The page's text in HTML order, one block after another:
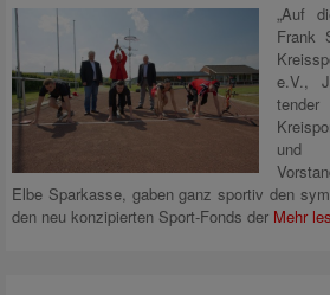
„Auf
Frank
e.V.,
Elbe Sparkasse, gaben ganz sportiv den
den neu konzipierten Sport-Fonds der Mehr